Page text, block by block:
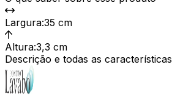
Largura:35 cm
Altura:3,3 cm
Descrição e todas as características